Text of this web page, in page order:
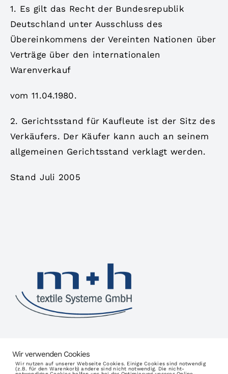
1. Es gilt das Recht der Bundesrepublik
Deutschland unter Ausschluss des
Übereinkommens der Vereinten Nationen über
Verträge über den internationalen
Warenverkauf
vom 11.04.1980.
2. Gerichtsstand für Kaufleute ist der Sitz des
Verkäufers. Der Käufer kann auch an seinem
allgemeinen Gerichtsstand verklagt werden.
Stand Juli 2005
Rheindorfer Str. 70-74
Wir verwenden Cookies
Wir nutzen auf unserer Webseite Cookies. Einige Cookies sind notwendig
(z.B. für den Warenkorb) andere sind nicht notwendig. Die nicht-